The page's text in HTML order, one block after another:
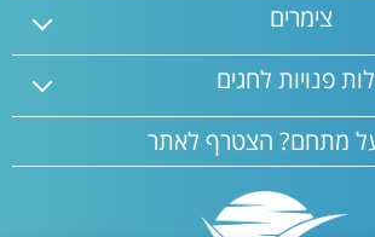
צימרים
פנויות לחגים
מתחם? הצטרף לאתר